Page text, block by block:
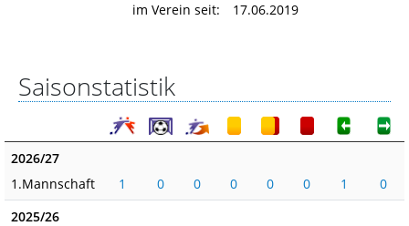
im Verein seit:
17.06.2019
Saisonstatistik
2026/27
1.Mannschaft
1 0 0 0 0 0 1
0
2025/26